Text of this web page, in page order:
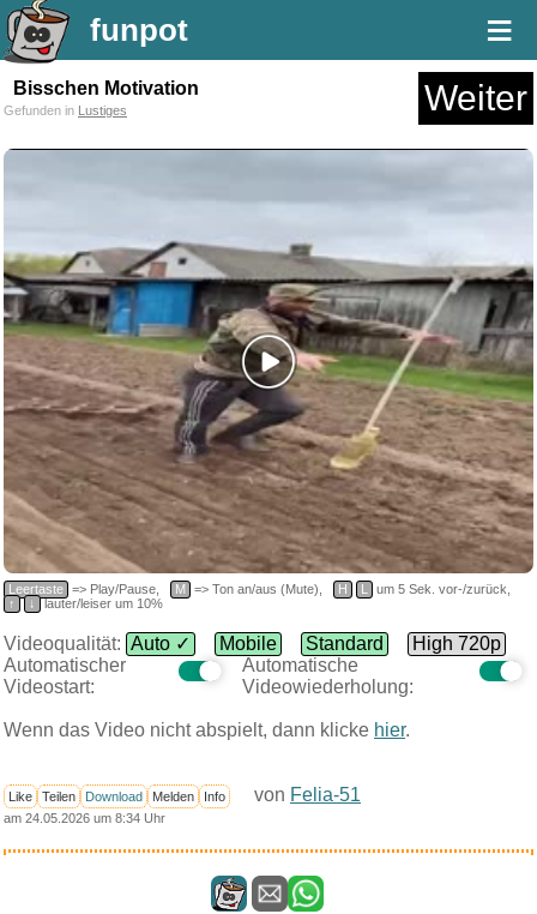
funpot ≡
Bisschen Motivation Weiter
Gefunden in Lustiges
Leertaste => Play/Pause, M => Ton an/aus (Mute), H L
um 5 Sek. vor-/zurück,
↑
↓ lauter/leiser um 10%
Videoqualität: Auto ✓ Mobile Standard
High 720p
Automatischer
Videostart:
Automatische
Videowiederholung:
Wenn das Video nicht abspielt, dann klicke hier.
Like Teilen Download Melden Info von Felia-51
am 24.05.2026 um 8:34 Uhr